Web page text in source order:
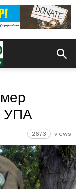
УПА
2673 views